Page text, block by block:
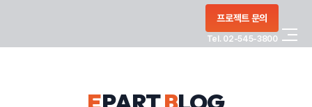
프로젝트 문의
Tel. 02-545-3800